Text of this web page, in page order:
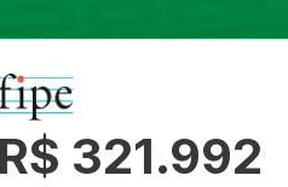
R$ 321.992